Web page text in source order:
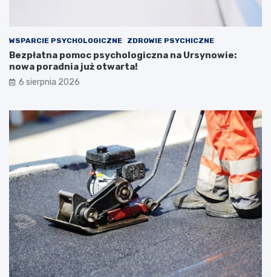
WSPARCIE PSYCHOLOGICZNE ZDROWIE PSYCHICZNE
Bezpłatna pomoc psychologiczna na Ursynowie:
nowa poradnia już otwarta!
6 sierpnia 2026